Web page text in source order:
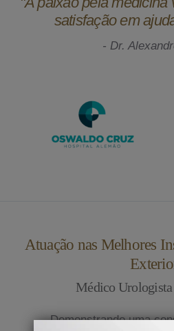
satisfação em
- Dr.
Atuação nas Melhores
Médico
Demonstrando uma